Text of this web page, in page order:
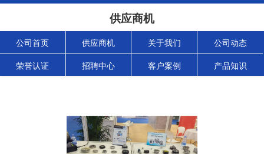
供应商机
公司首页 供应商机 关于我们 公司动态
荣誉认证 招聘中心 客户案例 产品知识